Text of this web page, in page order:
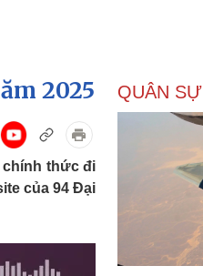
Doanh nghiệp
Thông tin doanh nghiệp
Doanh nghiệp 24h
Vì cộng đồng
2025
chính thức đi
của 94 Đại
QUÂN